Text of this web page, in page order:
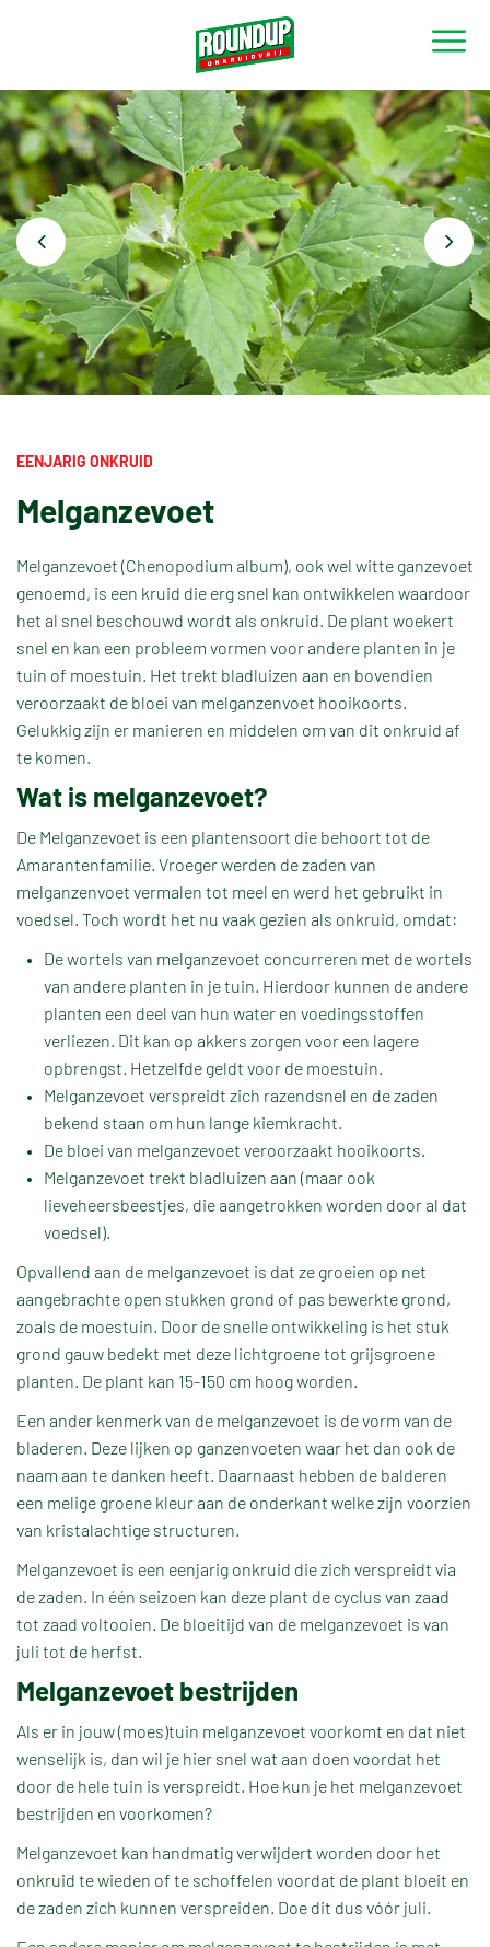
EENJARIG ONKRUID
Melganzevoet
Melganzevoet (Chenopodium album), ook wel witte ganzevoet
genoemd, is een kruid die erg snel kan ontwikkelen waardoor
het al snel beschouwd wordt als onkruid. De plant woekert
snel en kan een probleem vormen voor andere planten in je
tuin of moestuin. Het trekt bladluizen aan en bovendien
veroorzaakt de bloei van melganzenvoet hooikoorts.
Gelukkig zijn er manieren en middelen om van dit onkruid af
te komen.
Wat is melganzevoet?
De Melganzevoet is een plantensoort die behoort tot de
Amarantenfamilie. Vroeger werden de zaden van
melganzenvoet vermalen tot meel en werd het gebruikt in
voedsel. Toch wordt het nu vaak gezien als onkruid, omdat:
De wortels van melganzevoet concurreren met de wortels
van andere planten in je tuin. Hierdoor kunnen de andere
planten een deel van hun water en voedingsstoffen
verliezen. Dit kan op akkers zorgen voor een lagere
opbrengst. Hetzelfde geldt voor de moestuin.
Melganzevoet verspreidt zich razendsnel en de zaden
bekend staan om hun lange kiemkracht.
De bloei van melganzevoet veroorzaakt hooikoorts.
Melganzevoet trekt bladluizen aan (maar ook
lieveheersbeestjes, die aangetrokken worden door al dat
voedsel).
Opvallend aan de melganzevoet is dat ze groeien op net
aangebrachte open stukken grond of pas bewerkte grond,
zoals de moestuin. Door de snelle ontwikkeling is het stuk
grond gauw bedekt met deze lichtgroene tot grijsgroene
planten. De plant kan 15-150 cm hoog worden.
Een ander kenmerk van de melganzevoet is de vorm van de
bladeren. Deze lijken op ganzenvoeten waar het dan ook de
naam aan te danken heeft. Daarnaast hebben de balderen
een melige groene kleur aan de onderkant welke zijn voorzien
van kristalachtige structuren.
Melganzevoet is een eenjarig onkruid die zich verspreidt via
de zaden. In één seizoen kan deze plant de cyclus van zaad
tot zaad voltooien. De bloeitijd van de melganzevoet is van
juli tot de herfst.
Melganzevoet bestrijden
Als er in jouw (moes)tuin melganzevoet voorkomt en dat niet
wenselijk is, dan wil je hier snel wat aan doen voordat het
door de hele tuin is verspreidt. Hoe kun je het melganzevoet
bestrijden en voorkomen?
Melganzevoet kan handmatig verwijdert worden door het
onkruid te wieden of te schoffelen voordat de plant bloeit en
de zaden zich kunnen verspreiden. Doe dit dus vóór juli.